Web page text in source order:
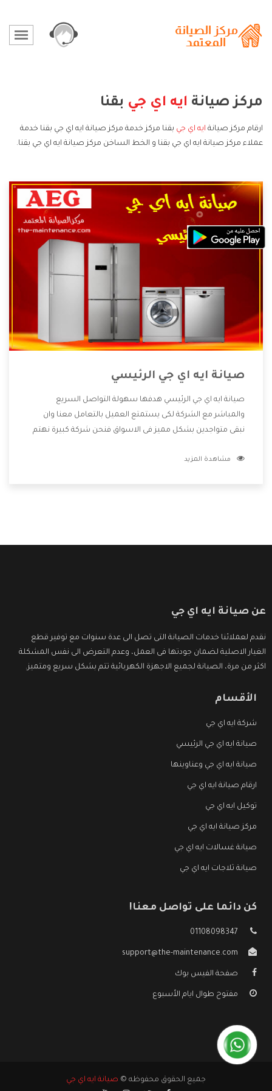
مركز صيانة ايه اي جي بقنا
ارقام مركز صيانة ايه اي جي بقنا مركز خدمة مركز صيانة ايه اي جي بقنا خدمة
عملاء مركز صيانة ايه اي جي بقنا و الخط الساخن مركز صيانة ايه اي جي بقنا.
صيانة ايه اي جي الرئيسي
صيانة ايه اي جي الرئيسي هدفها سهولة التواصل السريع
والمباشر مع الشركة لكى يستمتع العميل بالتعامل معنا وان
نبقى متواجدين بشكل مميز فى الاسواق فنحن شركة كبيرة نهتم
الشركة بها والتى تكون منها خدمة الصيانة التى تكون من أهم
مشاهدة المزيد
عن صيانة ايه اي جي
نقدم لعملائنا خدمات الصيانة التى تصل الى عدة سنوات مع توفير قطع
الغيار الاصلية لضمان جودتها فى العمل، وعدم التعرض الى نفس المشكلة
اكثر من مرة، الصيانة لجميع الاجهزة الكهربائية تتم بشكل سريع ومتميز.
الأقسام
شركة ايه اي جي
صيانة ايه اي جي الرئيسي
صيانة ايه اي جي وعناوينها
ارقام صيانة ايه اي جي
توكيل ايه اي جي
مركز صيانة ايه اي جي
صيانة غسالات ايه اي جي
صيانة ثلاجات ايه اي جي
كن دائما على تواصل معنا!
01108098347
support@the-maintenance.com
صفحة الفيس بوك
مفتوح طوال ايام الأسبوع
جميع الحقوق محفوظه © صيانة ايه اي جي